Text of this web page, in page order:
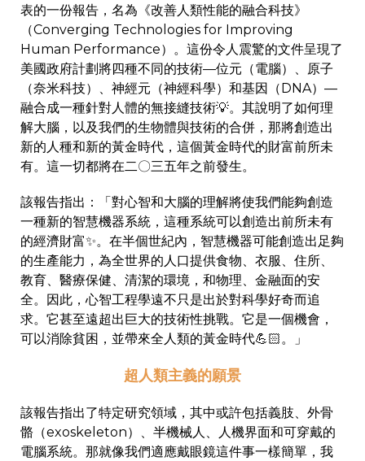
表的一份報告，名為《改善人類性能的融合科技》
（Converging Technologies for Improving
Human Performance）。這份令人震驚的文件呈現了
美國政府計劃將四種不同的技術—位元（電腦）、原子
（奈米科技）、神經元（神經科學）和基因（DNA）—
融合成一種針對人體的無接縫技術💡。其說明了如何理
解大腦，以及我們的生物體與技術的合併，那將創造出
新的人種和新的黃金時代，這個黃金時代的財富前所未
有。這一切都將在二〇三五年之前發生。
該報告指出：「對心智和大腦的理解將使我們能夠創造
一種新的智慧機器系統，這種系統可以創造出前所未有
的經濟財富✨。在半個世紀內，智慧機器可能創造出足夠
的生產能力，為全世界的人口提供食物、衣服、住所、
教育、醫療保健、清潔的環境，和物理、金融面的安
全。因此，心智工程學遠不只是出於對科學好奇而追
求。它甚至遠超出巨大的技術性挑戰。它是一個機會，
可以消除貧困，並帶來全人類的黃金時代💪🏻。」
超人類主義的願景
該報告指出了特定研究領域，其中或許包括義肢、外骨
骼（exoskeleton）、半機械人、人機界面和可穿戴的
電腦系統。那就像我們適應戴眼鏡這件事一樣簡單，我